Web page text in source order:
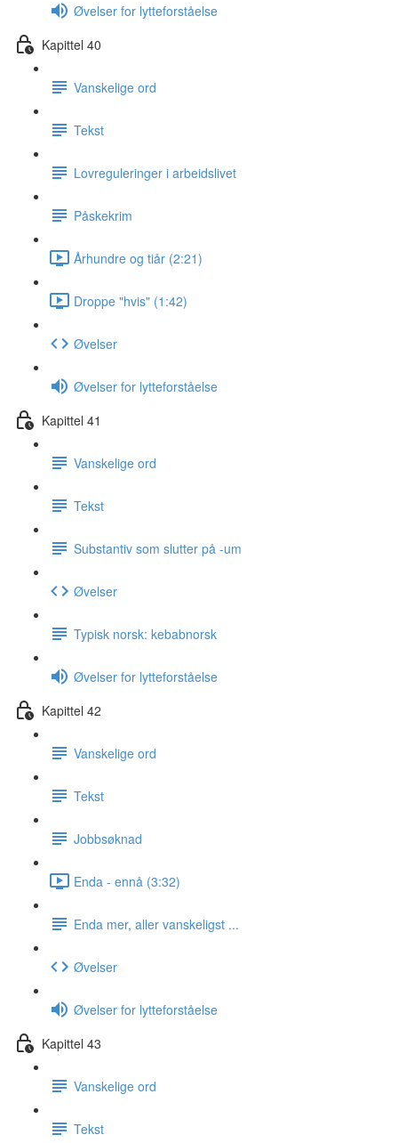
Øvelser for lytteforståelse
Kapittel 40
Vanskelige ord
Tekst
Lovreguleringer i arbeidslivet
Påskekrim
Århundre og tiår (2:21)
Droppe "hvis" (1:42)
Øvelser
Øvelser for lytteforståelse
Kapittel 41
Vanskelige ord
Tekst
Substantiv som slutter på -um
Øvelser
Typisk norsk: kebabnorsk
Øvelser for lytteforståelse
Kapittel 42
Vanskelige ord
Tekst
Jobbsøknad
Enda - ennå (3:32)
Enda mer, aller vanskeligst ...
Øvelser
Øvelser for lytteforståelse
Kapittel 43
Vanskelige ord
Tekst